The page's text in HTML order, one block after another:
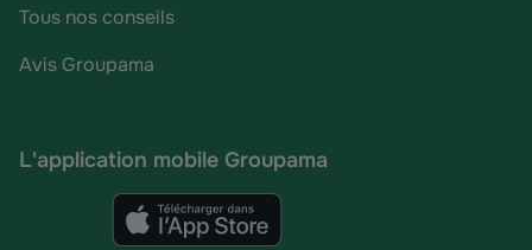
Tous nos conseils
Avis Groupama
L'application mobile Groupama